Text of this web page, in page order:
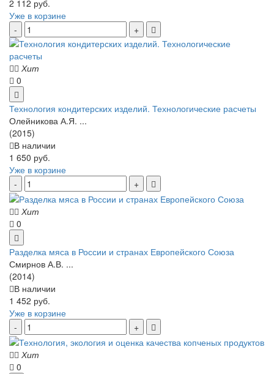
2 112 руб.
Уже в корзине
Хит
0
Технология кондитерских изделий. Технологические расчеты
Олейникова А.Я. ...
(2015)
В наличии
1 650 руб.
Уже в корзине
Хит
0
Разделка мяса в России и странах Европейского Союза
Смирнов А.В. ...
(2014)
В наличии
1 452 руб.
Уже в корзине
Хит
0